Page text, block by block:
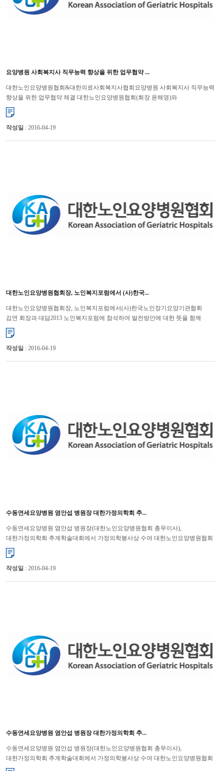
요양병원 사회복지사 직무능력 향상을 위한 업무협약 ...
대한노인요양병원협회&대한의료사회복지사협회요양병원 사회복지사 직무능력
향상을 위한 업무협약 체결 대한노인요양병원협회(회장 윤해영)와
대한의료사회복지사협회(회장 송효석)는 11월 11일(월)에 대한노...
작성일 : 2016-04-19
대한노인요양병원협회장, 노인복지포럼에서 (사)한국...
대한노인요양병원협회장, 노인복지포럼에서(사)한국노인장기요양기관협회
김연 회장과 대담2013 노인복지포럼에 참석하여 발전방안에 대한 뜻을 함께
나누어 대한노인요양병원협회 윤해영 회장은 지난 11월 ...
작성일 : 2016-04-19
수동연세요양병원 염안섭 병원장 대한가정의학회 추...
수동연세요양병원 염안섭 병원장(대한노인요양병원협회 총무이사),
대한가정의학회 추계학술대회에서 가정의학봉사상 수여 대한노인요양병원협회
(회장 윤해영)는 지난 10월 12일(토)에 ‘2013 대한가정의학회 ...
작성일 : 2016-04-19
수동연세요양병원 염안섭 병원장 대한가정의학회 추...
수동연세요양병원 염안섭 병원장(대한노인요양병원협회 총무이사),
대한가정의학회 추계학술대회에서 가정의학봉사상 수여 대한노인요양병원협회
(회장 윤해영)는 지난 10월 12일(토)에 ‘2013 대한가정의학회 ...